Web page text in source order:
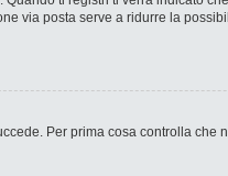
via posta serve a ridurre la
Per prima cosa controlla